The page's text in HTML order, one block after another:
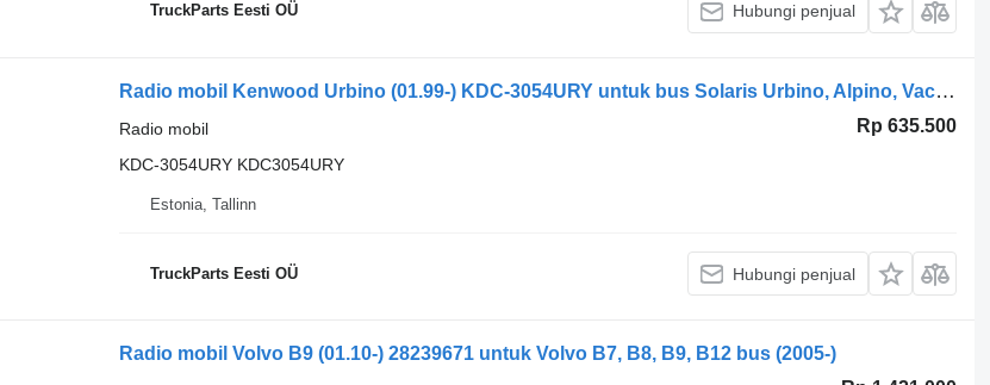
TruckParts Eesti OÜ Hubungi penjual
Radio mobil Kenwood Urbino (01.99-) KDC-3054URY untuk bus Solaris Urbino, Alpino, Vacanza (1999-)
Rp 635.500
Radio mobil
KDC-3054URY KDC3054URY
Estonia, Tallinn
TruckParts Eesti OÜ Hubungi penjual
Radio mobil Volvo B9 (01.10-) 28239671 untuk Volvo B7, B8, B9, B12 bus (2005-)